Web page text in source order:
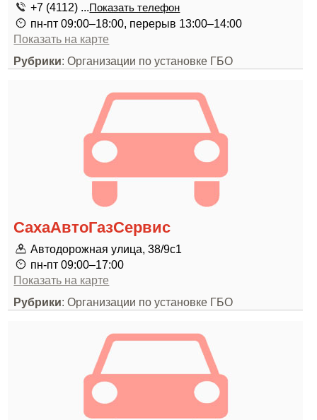
+7 (4112) ...Показать телефон
пн-пт 09:00–18:00, перерыв 13:00–14:00
Показать на карте
Рубрики: Организации по установке ГБО
СахаАвтоГазСервис
Автодорожная улица, 38/9с1
пн-пт 09:00–17:00
Показать на карте
Рубрики: Организации по установке ГБО